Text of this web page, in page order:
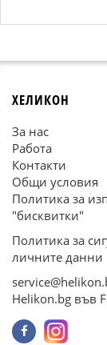
ХЕЛИКОН
За нас
Работа
Контакти
Общи условия
Политика за
"бисквитки"
Политика за
личните данни
Helikon.bg във